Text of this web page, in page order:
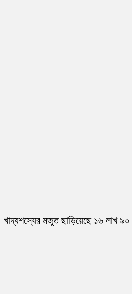
খাদ্যশস্যের মজুত ছাড়িয়েছে ১৬ লাখ ৯০